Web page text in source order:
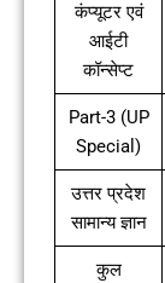
कंप्यूटर एवं
आईटी
कॉन्सेप्ट
Part-3 (UP
Special)
उत्तर प्रदेश
सामान्य ज्ञान
कुल